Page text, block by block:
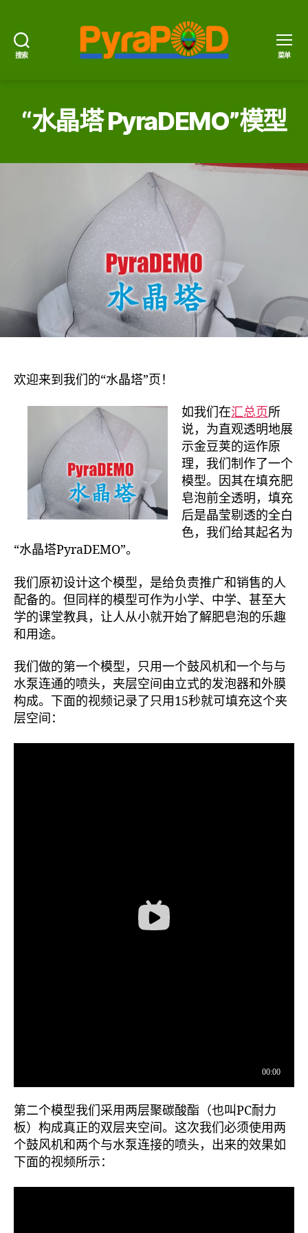
搜索
荚
与
火
菜单
“水晶塔 PyraDEMO”模型
欢迎来到我们的“水晶塔”页！
如我们在汇总页所
说，为直观透明地展
示金豆荚的运作原
理，我们制作了一个
模型。因其在填充肥
皂泡前全透明，填充
后是晶莹剔透的全白
色，我们给其起名为
“水晶塔PyraDEMO”。
我们原初设计这个模型，是给负责推广和销售的人
配备的。但同样的模型可作为小学、中学、甚至大
学的课堂教具，让人从小就开始了解肥皂泡的乐趣
和用途。
我们做的第一个模型，只用一个鼓风机和一个与与
水泵连通的喷头，夹层空间由立式的发泡器和外膜
构成。下面的视频记录了只用15秒就可填充这个夹
层空间：
第二个模型我们采用两层聚碳酸酯（也叫PC耐力
板）构成真正的双层夹空间。这次我们必须使用两
个鼓风机和两个与水泵连接的喷头，出来的效果如
下面的视频所示：